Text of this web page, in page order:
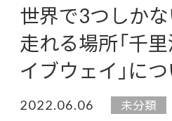
世界で3つしか
走れる場所「千
イブウェイ」に
2022.06.06 未分類